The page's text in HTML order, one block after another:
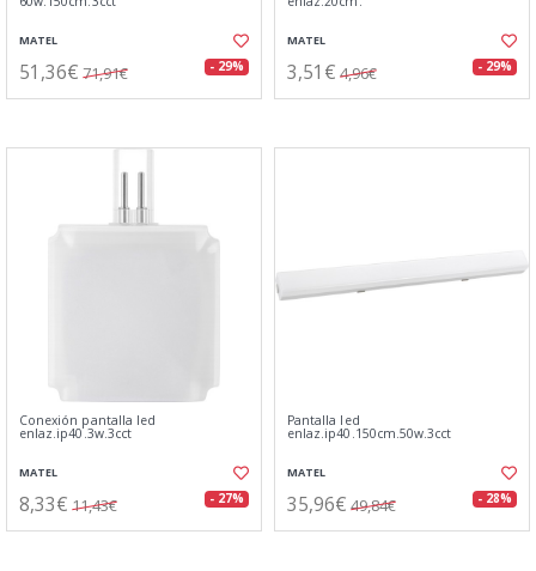
MATEL
51,36€ 71,91€ - 29%
MATEL
3,51€ 4,96€ - 29%
Conexión pantalla led
enlaz.ip40.3w.3cct
MATEL
8,33€ 11,43€ - 27%
Pantalla led
enlaz.ip40.150cm.50w.3cct
MATEL
35,96€ 49,84€ - 28%